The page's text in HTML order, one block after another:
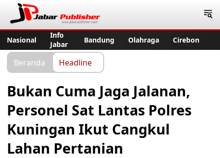
Nasional
Info
Jabar
Bandung Olahraga Cirebon
Beranda Headline
Bukan Cuma Jaga Jalanan,
Personel Sat Lantas Polres
Kuningan Ikut Cangkul
Lahan Pertanian